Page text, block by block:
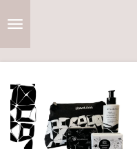
hoofdinhoud